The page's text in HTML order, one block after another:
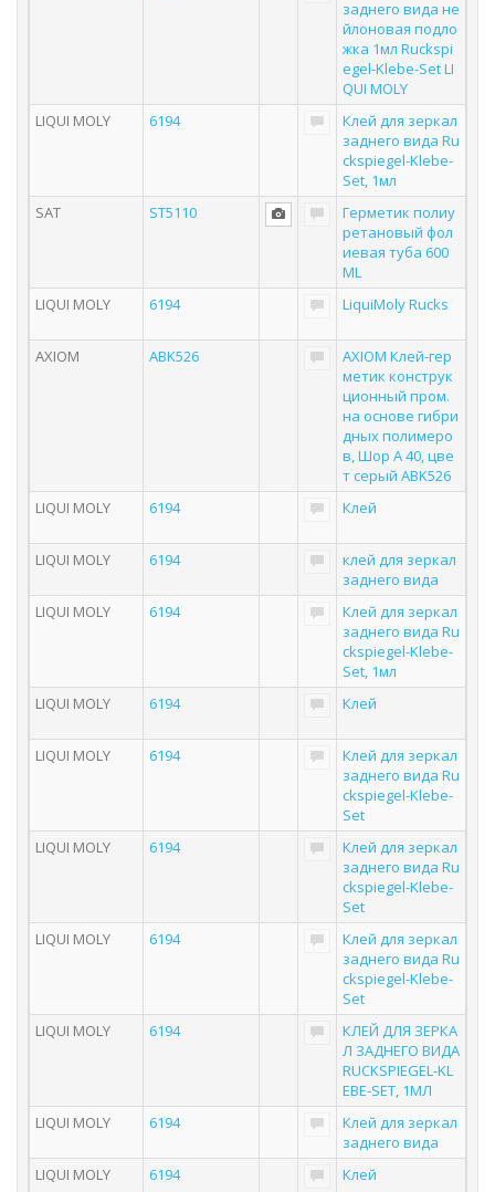
заднего вида не
йлоновая подло
жка 1мл Ruckspi
egel-Klebe-Set LI
QUI MOLY
LIQUI MOLY
6194
Клей для зеркал
заднего вида Ru
ckspiegel-Klebe-
Set, 1мл
SAT
ST5110
Герметик полиу
ретановый фол
иевая туба 600
ML
LIQUI MOLY
6194 LiquiMoly Rucks
AXIOM ABK526
AXIOM Клей-гер
метик конструк
ционный пром.
на основе гибри
дных полимеро
в, Шор А 40, цве
т серый ABK526
LIQUI MOLY
6194 Клей
LIQUI MOLY 6194
клей для зеркал
заднего вида
LIQUI MOLY
6194
Клей для зеркал
заднего вида Ru
ckspiegel-Klebe-
Set, 1мл
LIQUI MOLY
6194 Клей
LIQUI MOLY 6194
Клей для зеркал
заднего вида Ru
ckspiegel-Klebe-
Set
LIQUI MOLY
6194
Клей для зеркал
заднего вида Ru
ckspiegel-Klebe-
Set
LIQUI MOLY
6194
Клей для зеркал
заднего вида Ru
ckspiegel-Klebe-
Set
LIQUI MOLY
6194
КЛЕЙ ДЛЯ ЗЕРКА
Л ЗАДНЕГО ВИДА
RUCKSPIEGEL-KL
EBE-SET, 1МЛ
LIQUI MOLY
6194
Клей для зеркал
заднего вида
LIQUI MOLY
6194 Клей